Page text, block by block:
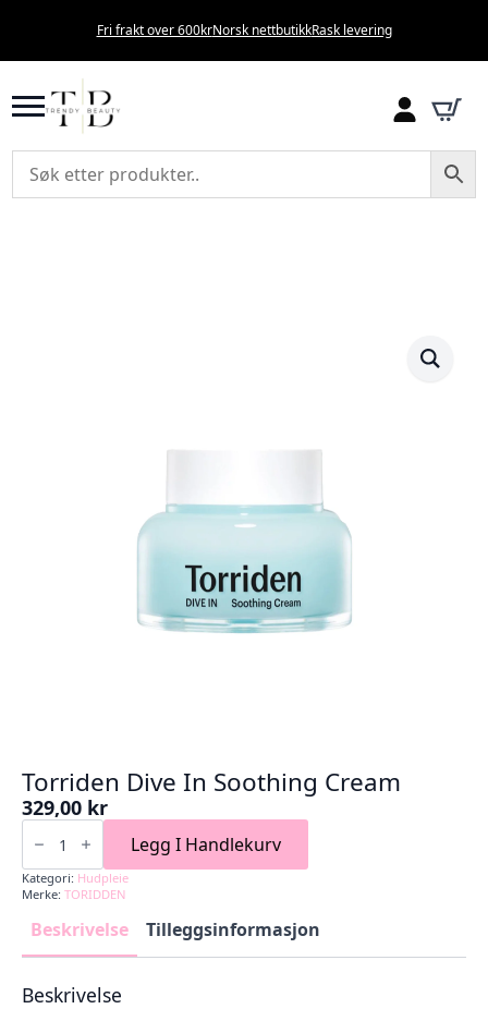
Fri frakt over 600krNorsk nettbutikkRask levering
Torriden Dive In Soothing Cream
329,00 kr
Torriden
Dive
Soothing
Cream
antall
Legg I Handlekurv
Kategori: Hudpleie
Merke: TORIDDEN
Beskrivelse Tilleggsinformasjon
Beskrivelse